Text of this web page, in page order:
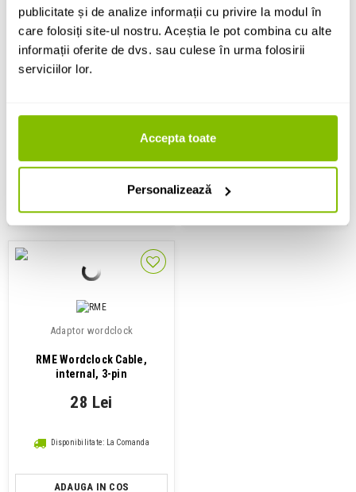
publicitate și de analize informații cu privire la modul în
care folosiți site-ul nostru. Aceștia le pot combina cu alte
informații oferite de dvs. sau culese în urma folosirii
serviciilor lor.
Accepta toate
Personalizează
Adaptor D-Sub - RCA
137 Lei
Disponibilitate: La Comanda
Adaptor Mini-DIN - MIDI
183 Lei
Disponibilitate: La Comanda
Adaptor wordclock
RME Wordclock Cable,
internal, 3-pin
28 Lei
Disponibilitate: La Comanda
ADAUGA IN COS